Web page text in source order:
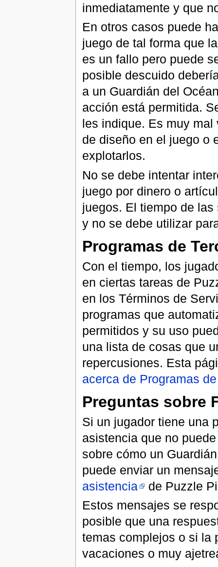
inmediatamente y que
En otros casos puede
juego de tal forma que
es un fallo pero puede
posible descuido
a un Guardián del
acción está permitida.
les indique. Es muy
de diseño en el juego o
explotarlos.
No se debe intentar
juego por dinero o
juegos. El tiempo de
y no se debe utilizar
Programas de
Con el tiempo, los
en ciertas tareas de
en los Términos de
programas que
permitidos y su uso
una lista de cosas que
repercusiones. Esta
acerca de Programas
Preguntas sobre
Si un jugador tiene una
asistencia que no
sobre cómo un
puede enviar un
asistencia
de Puzzle
Estos mensajes se
posible que una
temas complejos o si la
vacaciones o muy